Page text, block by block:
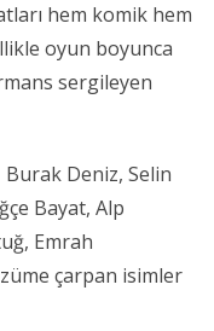
hem komik hem
oyun boyunca
sergileyen
Deniz, Selin
Bayat, Alp
Emrah
çarpan isimler